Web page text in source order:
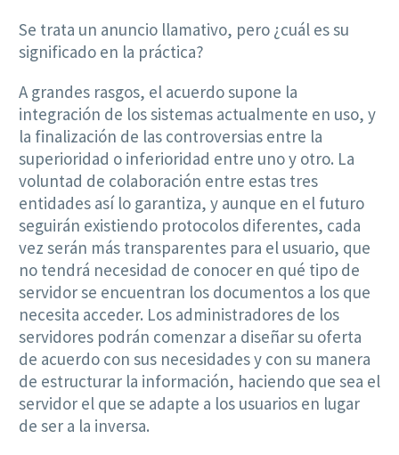
Se trata un anuncio llamativo, pero ¿cuál es su
significado en la práctica?
A grandes rasgos, el acuerdo supone la
integración de los sistemas actualmente en uso, y
la finalización de las controversias entre la
superioridad o inferioridad entre uno y otro. La
voluntad de colaboración entre estas tres
entidades así lo garantiza, y aunque en el futuro
seguirán existiendo protocolos diferentes, cada
vez serán más transparentes para el usuario, que
no tendrá necesidad de conocer en qué tipo de
servidor se encuentran los documentos a los que
necesita acceder. Los administradores de los
servidores podrán comenzar a diseñar su oferta
de acuerdo con sus necesidades y con su manera
de estructurar la información, haciendo que sea el
servidor el que se adapte a los usuarios en lugar
de ser a la inversa.